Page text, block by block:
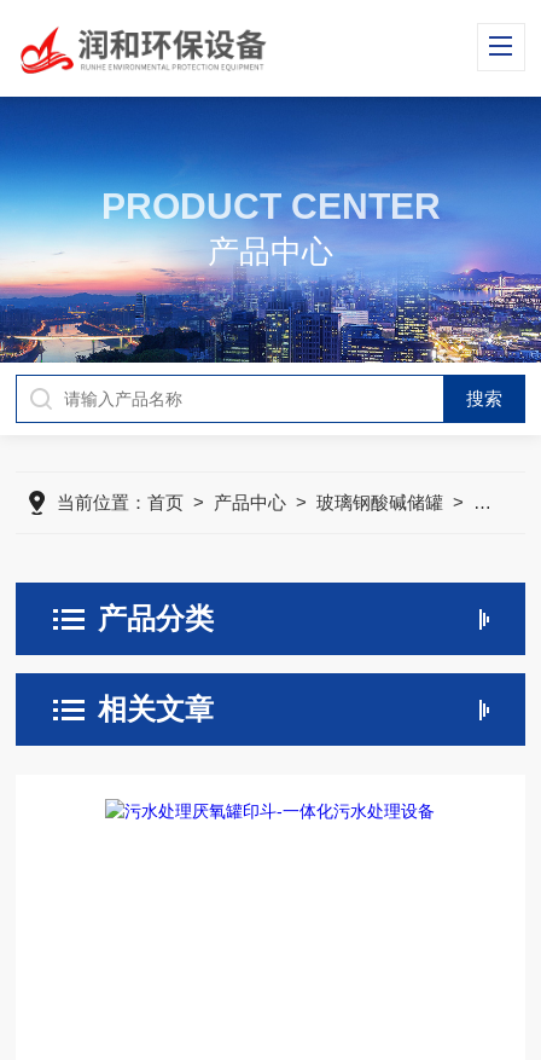
PRODUCT CENTER
产品中心
当前位置：首页 > 产品中心 >玻璃钢酸碱储罐 > 玻璃钢
产品分类
相关文章